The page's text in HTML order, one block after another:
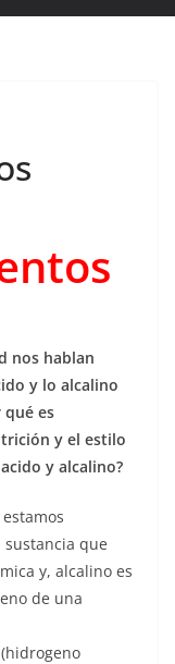
nos hablan
y lo alcalino
qué es
y el estilo
y alcalino?
que
y, alcalino es
de una